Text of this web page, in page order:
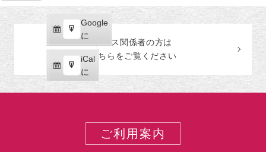
の
カ
テ
ゴ
示
Google
で
購
読
iCal
で
購
読
Google
に
エ
ク
ス
ポ
iCal
に
エ
ク
プレス関係者の方は
こちらをご覧ください
ご利用案内